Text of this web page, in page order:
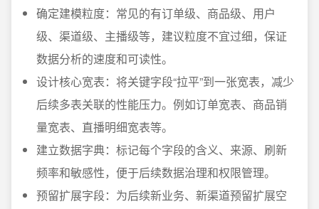
确定建模粒度：常见的有订单级、商品级、用户
级、渠道级、主播级等，建议粒度不宜过细，保证
数据分析的速度和可读性。
设计核心宽表：将关键字段“拉平”到一张宽表，减少
后续多表关联的性能压力。例如订单宽表、商品销
量宽表、直播明细宽表等。
建立数据字典：标记每个字段的含义、来源、刷新
频率和敏感性，便于后续数据治理和权限管理。
预留扩展字段：为后续新业务、新渠道预留扩展空